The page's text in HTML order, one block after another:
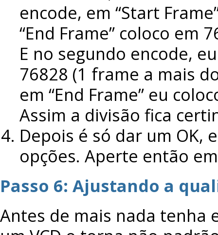
encode, em “Start
“End Frame” coloco em
E no segundo encode,
76828 (1 frame a mais
em “End Frame” eu
Assim a divisão fica
Depois é só dar um OK,
opções. Aperte então em
Passo 6: Ajustando a
Antes de mais nada tenha